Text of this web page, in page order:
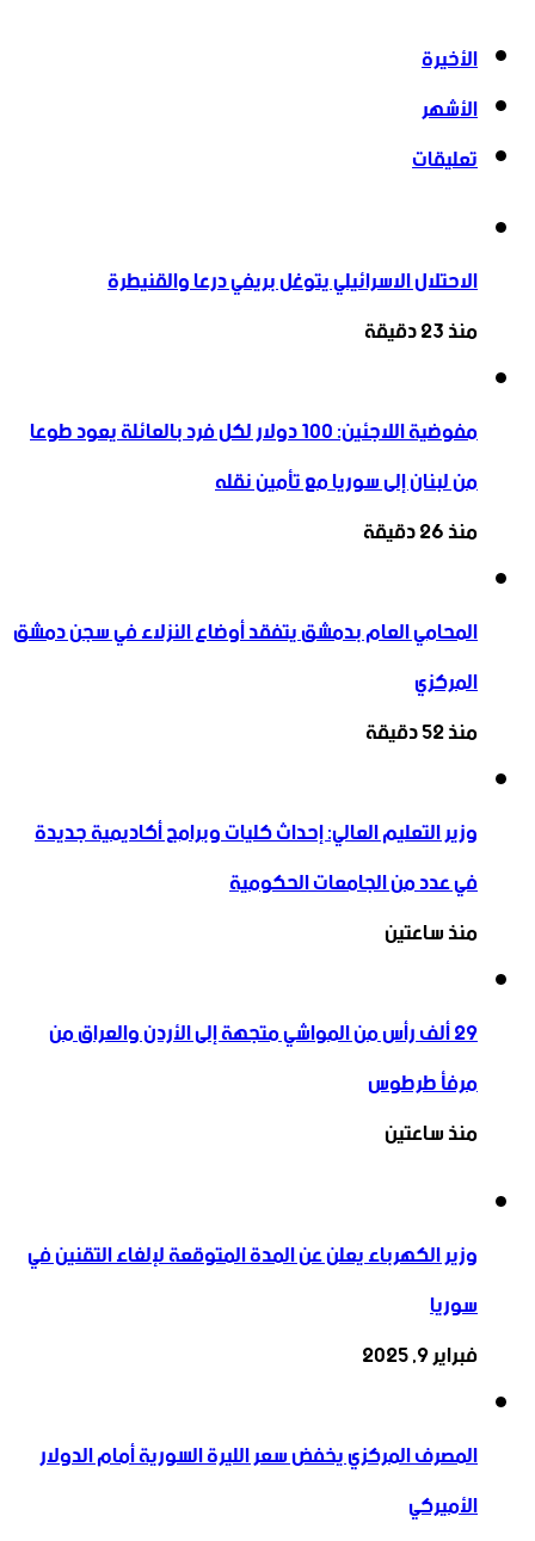
الأخيرة
الأشهر
تعليقات
الاحتلال الاسرائيلي يتوغل بريفي درعا والقنيطرة
منذ 23 دقيقة
مفوضية اللاجئين: 100 دولار لكل فرد بالعائلة يعود طوعا
من لبنان إلى سوريا مع تأمين نقله
منذ 26 دقيقة
المحامي العام بدمشق يتفقد أوضاع النزلاء في سجن دمشق
المركزي
منذ 52 دقيقة
وزير التعليم العالي: إحداث كليات وبرامج أكاديمية جديدة
في عدد من الجامعات الحكومية
منذ ساعتين
29 ألف رأس من المواشي متجهة إلى الأردن ‏والعراق من
مرفأ طرطوس
منذ ساعتين
وزير الكهرباء يعلن عن المدة المتوقعة لإلغاء التقنين في
سوريا
فبراير 9, 2025
المصرف المركزي يخفض سعر الليرة السورية أمام الدولار
الأميركي